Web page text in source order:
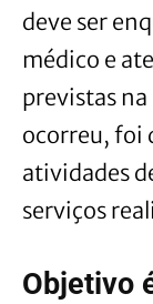
deve ser
médico e
previstas na
ocorreu, foi
atividades
serviços
Objetivo